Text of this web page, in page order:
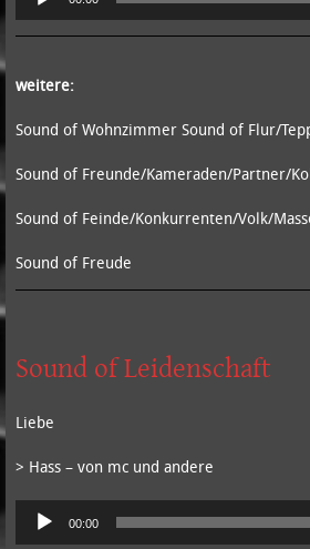
Player
weitere:
Sound of Wohnzimmer Sound of Flur/
Sound of Freunde/Kameraden/Partner/
Sound of Feinde/Konkurrenten/Volk/
Sound of Freude
Sound of Leidenschaft
Liebe
> Hass – von mc und andere
Audio-
Player
00:00